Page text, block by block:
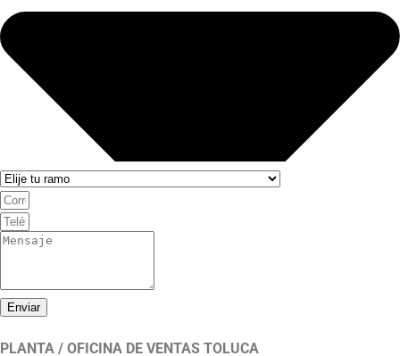
Enviar
PLANTA / OFICINA DE VENTAS TOLUCA